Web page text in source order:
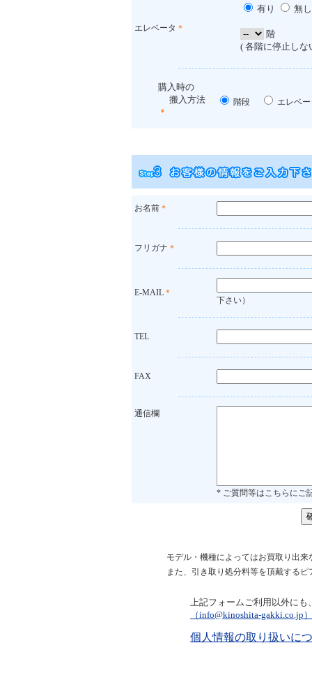
エレベータ ＊
有り 無し
階
( 各階に停止しな
購入時の
搬入方法
＊
階段 エレベ
お名前＊
フリガナ ＊
E-MAIL＊
下さい）
TEL
FAX
通信欄
* ご質問等はこちらにご
モデル・機種によってはお買取り出
また、引き取り処分料等を頂戴する
上記フォームご利用以外にも
（info@kinoshita-gakki.co.jp）
個人情報の取り扱いに